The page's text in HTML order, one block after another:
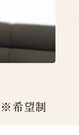
※希望制